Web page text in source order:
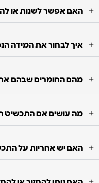
האם אפשר לשנות או
איך לבחור את המידה
מהם החומרים שבהם
מה עושים אם התכשיט
האם יש אחריות על